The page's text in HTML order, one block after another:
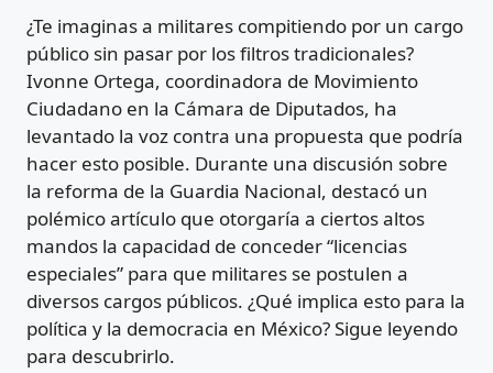
¿Te imaginas a militares compitiendo por un cargo
público sin pasar por los filtros tradicionales?
Ivonne Ortega, coordinadora de Movimiento
Ciudadano en la Cámara de Diputados, ha
levantado la voz contra una propuesta que podría
hacer esto posible. Durante una discusión sobre
la reforma de la Guardia Nacional, destacó un
polémico artículo que otorgaría a ciertos altos
mandos la capacidad de conceder “licencias
especiales” para que militares se postulen a
diversos cargos públicos. ¿Qué implica esto para la
política y la democracia en México? Sigue leyendo
para descubrirlo.